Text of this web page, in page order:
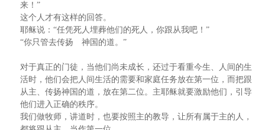
来！”
这个人才有这样的回答。
耶稣说：“任凭死人埋葬他们的死人，你跟从我吧！”
“你只管去传扬 神国的道。”
对于真正的门徒，当他们尚未成长，还过于看重今生、人间的生
活时，他们会把人间生活的需要和家庭任务放在第一位，而把跟
从主、传扬神国的道，放在第二位。主耶稣就要激励他们，引导
他们进入正确的秩序。
我们做牧师，讲道时，也要按照主的教导，让所有属于主的人，